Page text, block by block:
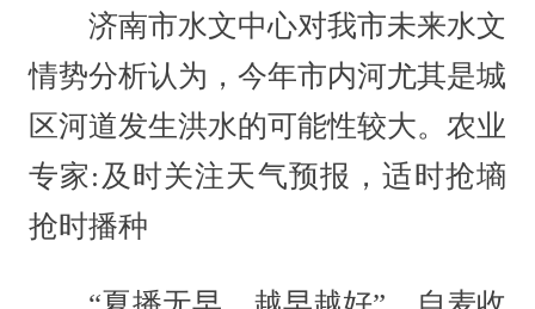
济南市水文中心对我市未来水文
情势分析认为，今年市内河尤其是城
区河道发生洪水的可能性较大。农业
专家:及时关注天气预报，适时抢墒
抢时播种